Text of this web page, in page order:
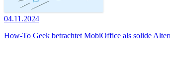
04.11.2024
How-To Geek betrachtet MobiOffice als solide